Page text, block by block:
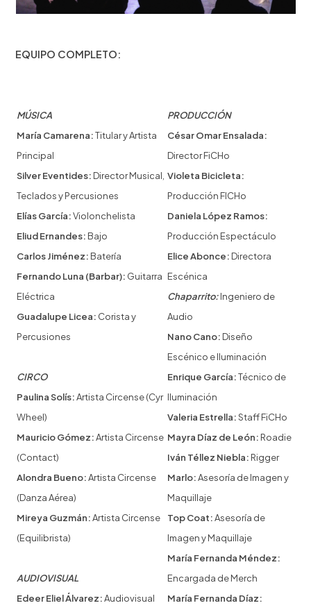
EQUIPO COMPLETO:
MÚSICA
María Camarena:Titular y Artista
Principal
Silver Eventides: Director Musical,
Teclados y Percusiones
Elías García:Violonchelista
Eliud Ernandes: Bajo
Carlos Jiménez: Batería
Fernando Luna (Barbar): Guitarra
Eléctrica
Guadalupe Licea: Corista y
Percusiones
CIRCO
Paulina Solís:Artista Circense (Cyr
Wheel)
Mauricio Gómez:Artista Circense
(Contact)
Alondra Bueno:Artista Circense
(Danza Aérea)
Mireya Guzmán:Artista Circense
(Equilibrista)
AUDIOVISUAL
Edeer Eliel Álvarez:Audiovisual
PRODUCCIÓN
César Omar Ensalada:
Director FiCHo
Violeta Bicicleta:
Producción FICHo
Daniela López Ramos:
Producción Espectáculo
Elice Abonce: Directora
Escénica
Chaparrito:Ingeniero de
Audio
Nano Cano: Diseño
Escénico e Iluminación
Enrique García:Técnico de
Iluminación
Valeria Estrella:Staff FiCHo
Mayra Díaz de León: Roadie
Iván Téllez Niebla: Rigger
Marlo:Asesoría de Imagen y
Maquillaje
Top Coat:Asesoría de
Imagen y Maquillaje
María Fernanda Méndez:
Encargada de Merch
María Fernanda Díaz: